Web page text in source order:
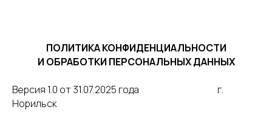
ПОЛИТИКА КОНФИДЕНЦИАЛЬНОСТИ
И ОБРАБОТКИ ПЕРСОНАЛЬНЫХ ДАННЫХ
Версия 1.0 от 31.07.2025 года г.
Норильск